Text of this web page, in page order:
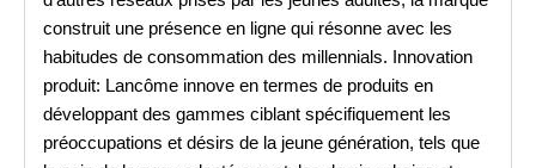
construit une présence en ligne qui résonne avec les
habitudes de consommation des millennials. Innovation
produit: Lancôme innove en termes de produits en
développant des gammes ciblant spécifiquement les
préoccupations et désirs de la jeune génération, tels que